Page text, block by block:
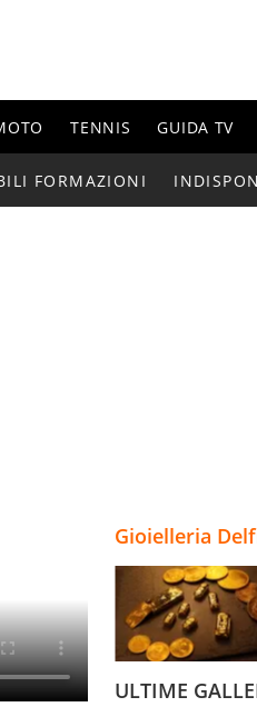
TENNIS GUIDA TV
FORMAZIONI
Gioielleria
ULTIME